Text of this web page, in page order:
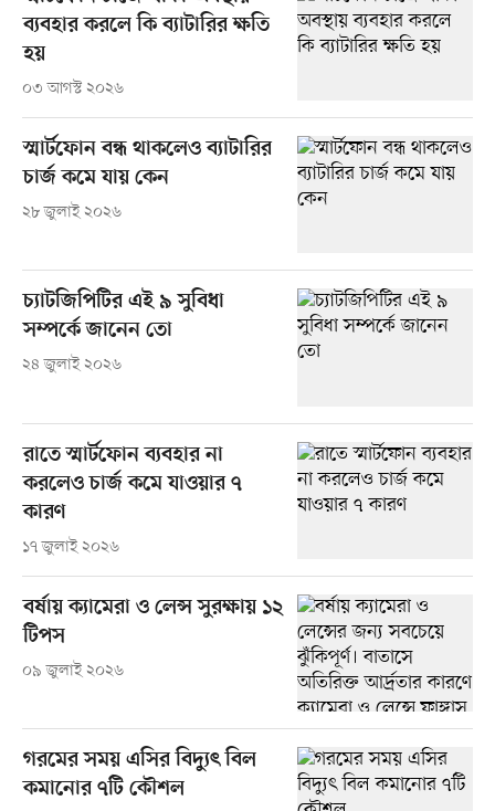
ব্যবহার করলে কি ব্যাটারির ক্ষতি
হয়
০৩ আগস্ট ২০২৬
স্মার্টফোন বন্ধ থাকলেও ব্যাটারির
চার্জ কমে যায় কেন
২৮ জুলাই ২০২৬
চ্যাটজিপিটির এই ৯ সুবিধা
সম্পর্কে জানেন তো
২৪ জুলাই ২০২৬
রাতে স্মার্টফোন ব্যবহার না
করলেও চার্জ কমে যাওয়ার ৭
কারণ
১৭ জুলাই ২০২৬
বর্ষায় ক্যামেরা ও লেন্স সুরক্ষায় ১২
টিপস
০৯ জুলাই ২০২৬
গরমের সময় এসির বিদ্যুৎ বিল
কমানোর ৭টি কৌশল